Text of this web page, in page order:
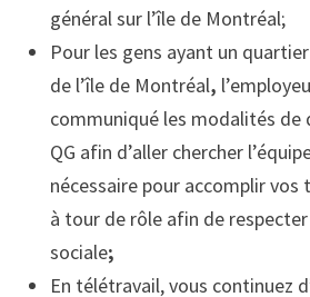
général sur l’île de Montréal;
Pour les gens ayant un
de l’île de Montréal,
communiqué les modalités de
QG afin d’aller chercher
nécessaire pour accomplir vos
à tour de rôle afin de
sociale;
En télétravail, vous continuez